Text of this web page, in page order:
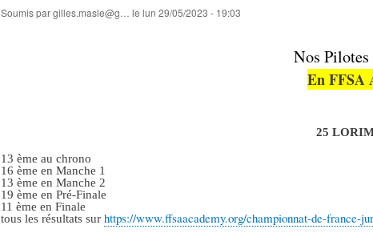
Soumis pargilles.masle@g… le lun 29/05/2023 - 19:03
Nos
En FFSA
25
13 ème au chrono
16 ème en Manche 1
13 ème en Manche 2
19 ème en Pré-Finale
11 ème en Finale
tous les résultats sur https://www.ffsaacademy.org/championnat-de-france-